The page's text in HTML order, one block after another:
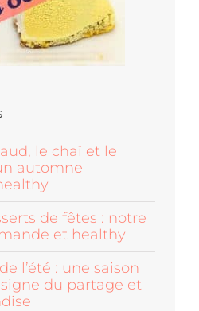
le chaï et le
automne
de fêtes : notre
et healthy
l’été : une saison
du partage et